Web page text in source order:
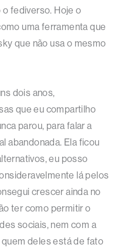
fediverso. Hoje o
uma ferramenta que
que não usa o mesmo
dois anos,
que eu compartilho
parou, para falar a
abandonada. Ela ficou
eu posso
lá pelos
crescer ainda no
ter como permitir o
sociais, nem com a
deles está de fato